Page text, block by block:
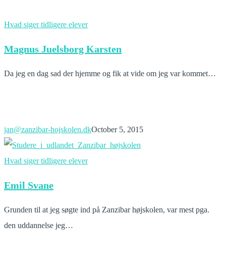
Magnus
Karsten
Hvad siger tidligere elever
Magnus Juelsborg Karsten
Da jeg en dag sad der hjemme og fik at vide om jeg var kommet…
jan@zanzibar-hojskolen.dkOctober 5, 2015
Emil
Hvad siger tidligere elever
Emil Svane
Grunden til at jeg søgte ind på Zanzibar højskolen, var mest pga.
den uddannelse jeg…